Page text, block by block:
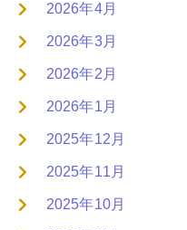
2026年4月
2026年3月
2026年2月
2026年1月
2025年12月
2025年11月
2025年10月